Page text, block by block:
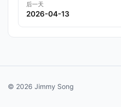
后一天
2026-04-13
© 2026 Jimmy Song